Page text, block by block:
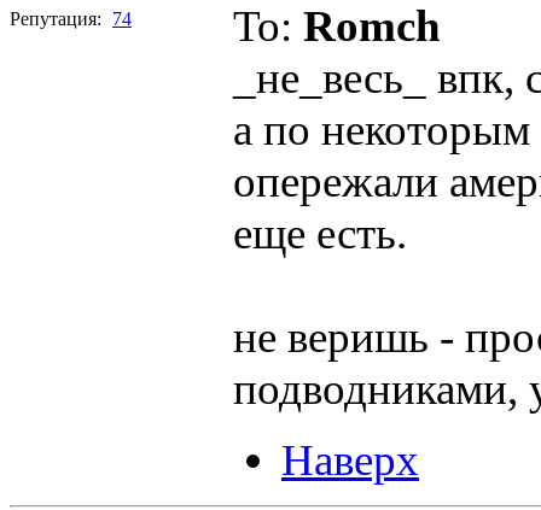
Репутация: 74 To: Romch
_не_весь_
а по
опережали
еще есть.
не веришь -
подводниками,
Наверх